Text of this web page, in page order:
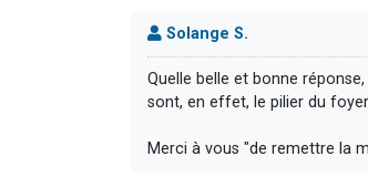
Solange S.
Quelle belle et bonne
sont, en effet, le pilier du
Merci à vous "de remettre la